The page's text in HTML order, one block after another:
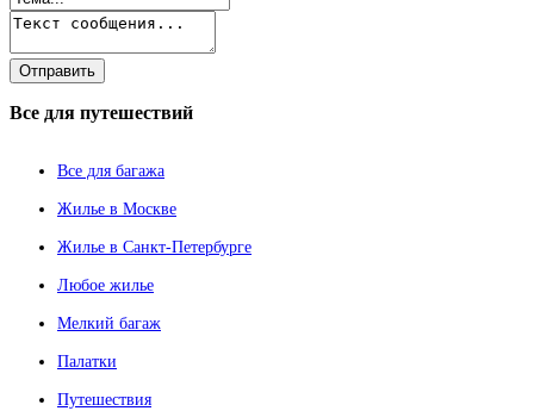
Все для путешествий
Все для багажа
Жилье в Москве
Жилье в Санкт-Петербурге
Любое жилье
Мелкий багаж
Палатки
Путешествия